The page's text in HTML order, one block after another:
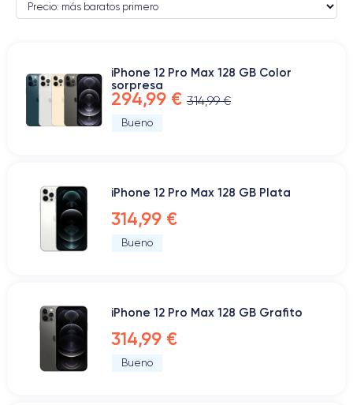
iPhone 12 Pro Max 128 GB Color
sorpresa
294,99 € 314,99 €
Bueno
iPhone 12 Pro Max 128 GB Plata
314,99 €
Bueno
iPhone 12 Pro Max 128 GB Grafito
314,99 €
Bueno